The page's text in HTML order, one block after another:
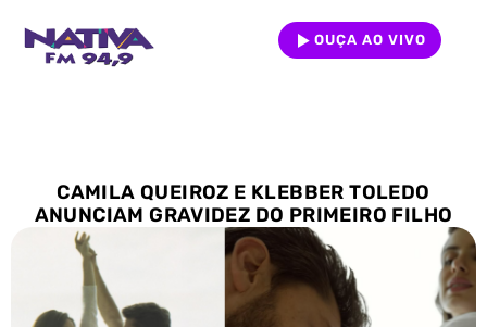
OUÇA AO VIVO
CAMILA QUEIROZ E KLEBBER TOLEDO
ANUNCIAM GRAVIDEZ DO PRIMEIRO FILHO